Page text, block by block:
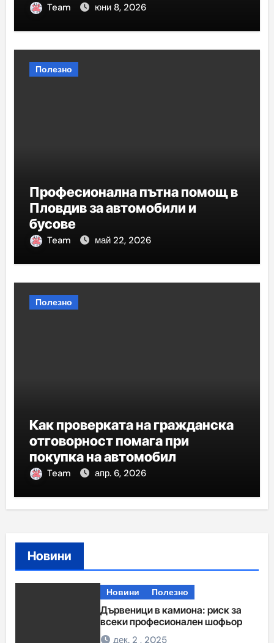
Team юни 8, 2026
Полезно
Професионална пътна помощ в
Пловдив за автомобили и
бусове
Team май 22, 2026
Полезно
Как проверката на гражданска
отговорност помага при
покупка на автомобил
Team апр. 6, 2026
Новини
Новини Полезно
Дървеници в камиона: риск за
всеки професионален шофьор
дек. 2 , 2025